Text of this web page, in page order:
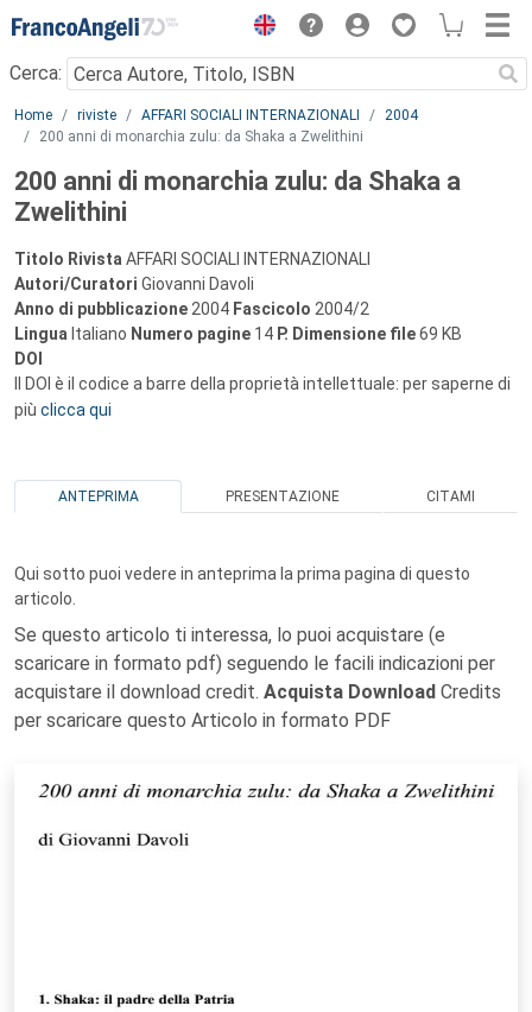
Menu
Cerca:
Main content
Home riviste AFFARI SOCIALI INTERNAZIONALI
2004
200 anni di monarchia zulu: da Shaka a Zwelithini
200 anni di monarchia zulu: da Shaka a
Zwelithini
Titolo Rivista AFFARI SOCIALI INTERNAZIONALI
Autori/Curatori Giovanni Davoli
Anno di pubblicazione 2004 Fascicolo 2004/2
Lingua Italiano Numero pagine 14 P. Dimensione file69 KB
DOI
Il DOI è il codice a barre della proprietà intellettuale: per saperne di
più clicca qui
ANTEPRIMA PRESENTAZIONE CITAMI
Qui sotto puoi vedere in anteprima la prima pagina di questo
articolo.
Se questo articolo ti interessa, lo puoi acquistare (e
scaricare in formato pdf) seguendo le facili indicazioni per
acquistare il download credit. Acquista Download Credits
per scaricare questo Articolo in formato PDF